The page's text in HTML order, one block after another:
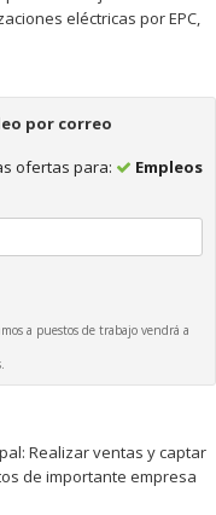
eléctricas por EPC,
por correo
ofertas para:
Empleos
a puestos de trabajo vendrá a
Realizar ventas y captar
de importante empresa